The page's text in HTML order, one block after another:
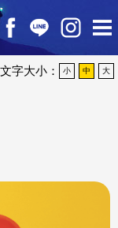
文字大小： 小 中 大